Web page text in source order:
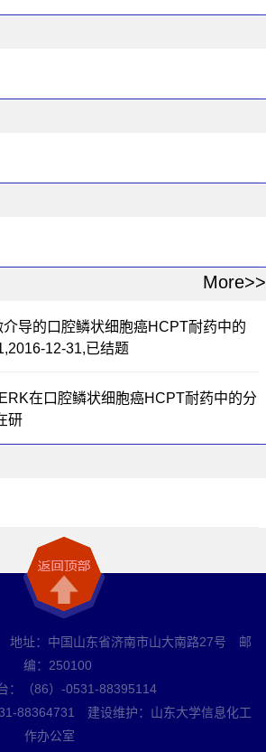
More>>
导的口腔鳞状细胞癌HCPT耐药中的
12-31,已结题
在口腔鳞状细胞癌HCPT耐药中的分
研
址：中国山东省济南市山大南路27号 邮
编：250100
：（86）-0531-88395114
88364731 建设维护：山东大学信息化工
作办公室